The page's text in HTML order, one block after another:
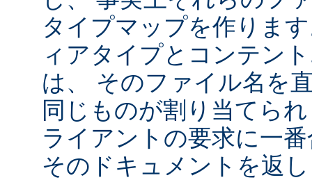
タイプマップを作りま
ィアタイプとコンテン
は、 そのファイル名を
同じものが割り当てら
ライアントの要求に一
そのドキュメントを返